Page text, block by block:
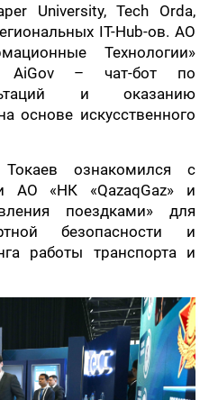
University, Tech Orda,
IT-Hub-ов. АО
Технологии»
AiGov – чат-бот по
и оказанию
основе искусственного
ознакомился с
АО «НК «QazaqGaz» и
поездками» для
безопасности и
работы транспорта и